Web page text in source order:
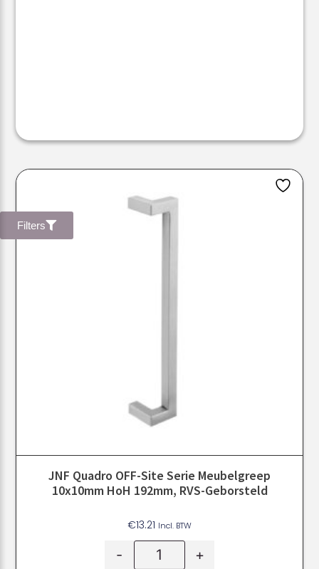
Filters
JNF Quadro OFF-Site Serie Meubelgreep
10x10mm HoH 192mm, RVS-Geborsteld
€13.21 Incl. BTW
- +